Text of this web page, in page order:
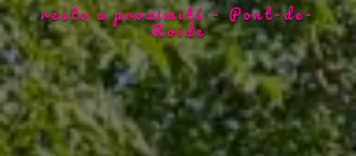
resto a proximité – Pont-de-
Roide